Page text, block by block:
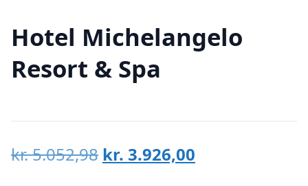
Hotel Michelangelo
Resort & Spa
kr.5.052,98 Den
kr. 3.926,00